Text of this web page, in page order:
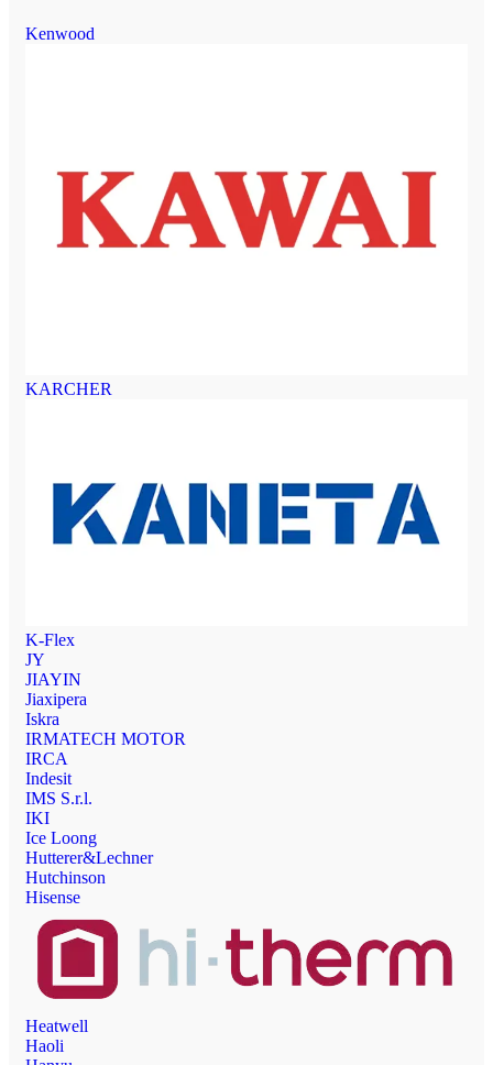
Kenwood
KARCHER
K-Flex
JY
JIAYIN
Jiaxipera
Iskra
IRMATECH MOTOR
IRCA
Indesit
IMS S.r.l.
IKI
Ice Loong
Hutterer&Lechner
Hutchinson
Hisense
Heatwell
Haoli